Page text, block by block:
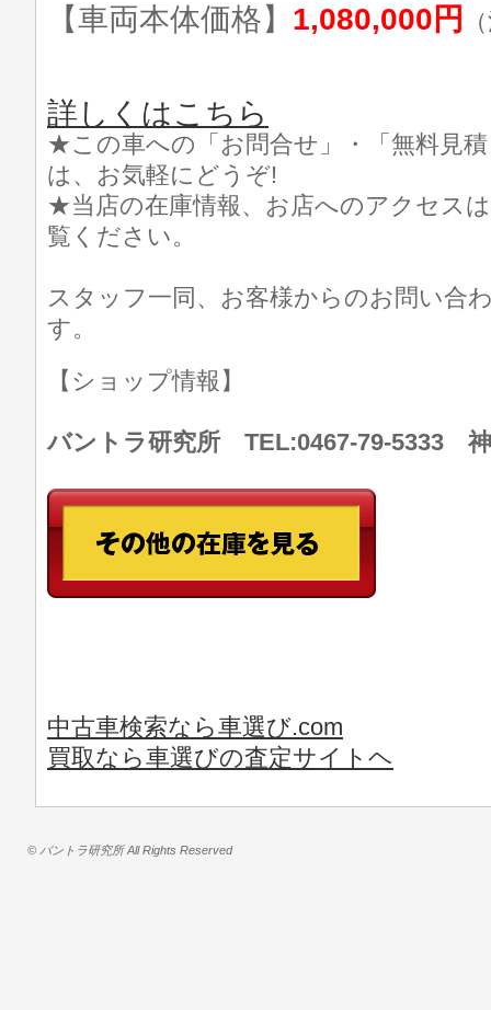
【車両本体価格】 1,080,000円
詳しくはこちら
★この車への「お問合せ」・「無料見
は、お気軽にどうぞ!
★当店の在庫情報、お店へのアクセス
覧ください。
スタッフ一同、お客様からのお問い合
す。
【ショップ情報】
バントラ研究所 TEL:0467-79-5333 神
中古車検索なら車選び.com
買取なら車選びの査定サイトヘ
© バントラ研究所 All Rights Reserved